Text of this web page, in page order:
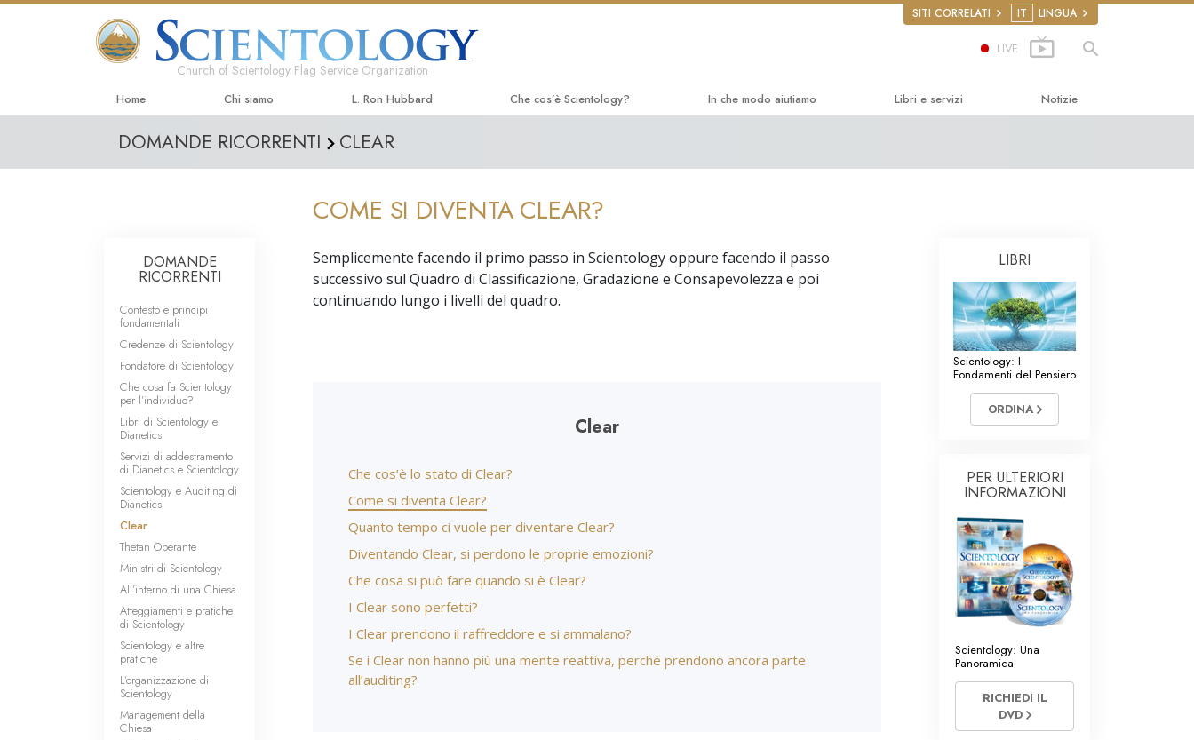
SITI CORRELATI IT LINGUA
Church of Scientology Flag Service Organization
LIVE
Home Chi siamo L. Ron Hubbard Che cos’è Scientology?
Che cosa dicono gli Scientologist
Incontra uno Scientologist
All’interno di una Chiesa
Che Cos’è la Grandezza?
In che modo aiutiamo
Narconon
La Verità sulla Droga
Libri e servizi
Film introduttivi
Servizi Introduttivi
Notizie
DOMANDE RICORRENTI CLEAR
COME SI DIVENTA CLEAR?
Semplicemente facendo il primo passo in Scientology oppure facendo il passo
successivo sul Quadro di Classificazione, Gradazione e Consapevolezza e poi
continuando lungo i livelli del quadro.
Clear
Che cos’è lo stato di Clear?
Come si diventa Clear?
Quanto tempo ci vuole per diventare Clear?
Diventando Clear, si perdono le proprie emozioni?
Che cosa si può fare quando si è Clear?
I Clear sono perfetti?
I Clear prendono il raffreddore e si ammalano?
Se i Clear non hanno più una mente reattiva, perché prendono ancora parte
all’auditing?
DOMANDE
RICORRENTI
Contesto e principi
fondamentali
Credenze di Scientology
Fondatore di Scientology
Che cosa fa Scientology
per l’individuo?
Libri di Scientology e
Dianetics
Servizi di addestramento
di Dianetics e Scientology
Scientology e Auditing di
Dianetics
Clear
Thetan Operante
Ministri di Scientology
All’interno di una Chiesa
Atteggiamenti e pratiche
di Scientology
Scientology e altre
pratiche
L’organizzazione di
Scientology
Management della
Chiesa
LIBRI
Scientology: I
Fondamenti del Pensiero
ORDINA
PER ULTERIORI
INFORMAZIONI
Scientology: Una
Panoramica
RICHIEDI IL
DVD